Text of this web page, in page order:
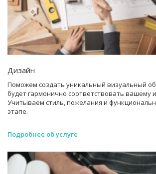
Дизайн
Поможем создать уникальный визуальный
будет гармонично соответствовать вашему
Учитываем стиль, пожелания и
этапе.
Подробнее об услуге